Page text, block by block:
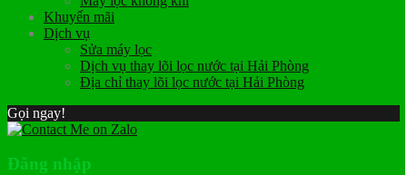
Khuyến mãi
Dịch vụ
Sửa máy lọc
Dịch vụ thay lõi lọc nước tại Hải Phòng
Địa chỉ thay lõi lọc nước tại Hải Phòng
Gọi ngay!
Đăng nhập